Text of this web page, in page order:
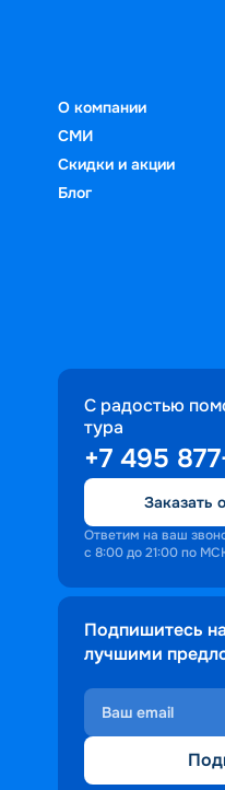
О компании
СМИ
Скидки и акции
Блог
С радостью
тура
+7 495
Заказать
Ответим на ваш
с 8:00 до 21:00 по
Подпишитесь
лучшими